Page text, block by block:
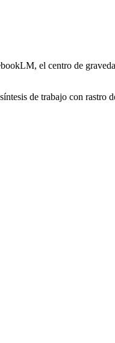
el centro de
de trabajo con rastro